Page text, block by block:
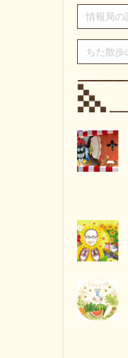
Search
for:
Search
for: